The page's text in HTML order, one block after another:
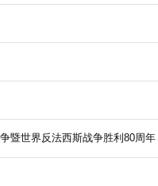
纪念中国人民抗日战争暨世界反法西斯战争胜利80周年